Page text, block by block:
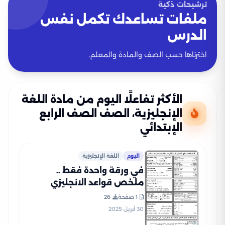
ترشيحات ذكية
ملفات تساعدك تكمل نفس
الدرس
اخترناها حسب الصف والمادة والمعلم.
الأكثر تفاعلًا اليوم من مادة اللغة
الإنجليزية، الصف الصف الرابع
الإبتدائي
اليوم اللغة الإنجليزية
في ورقة واحدة فقط ..
ملخص قواعد الانجليزي
لرابعة ابتدائي الترم الثاني
بصيغة PDF
1 صفحة
26
30 أبريل 2025